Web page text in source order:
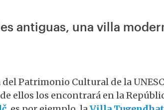
antiguas, una villa
Patrimonio Cultural de la
ellos los encontrará en la